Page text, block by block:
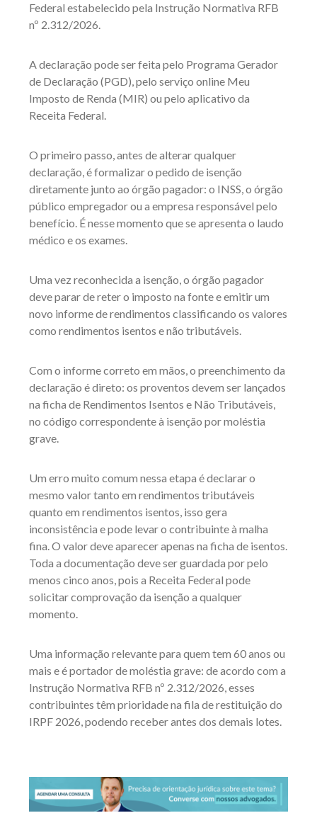
Federal estabelecido pela Instrução Normativa RFB
nº 2.312/2026.
A declaração pode ser feita pelo Programa Gerador
de Declaração (PGD), pelo serviço online Meu
Imposto de Renda (MIR) ou pelo aplicativo da
Receita Federal.
O primeiro passo, antes de alterar qualquer
declaração, é formalizar o pedido de isenção
diretamente junto ao órgão pagador: o INSS, o órgão
público empregador ou a empresa responsável pelo
benefício. É nesse momento que se apresenta o laudo
médico e os exames.
Uma vez reconhecida a isenção, o órgão pagador
deve parar de reter o imposto na fonte e emitir um
novo informe de rendimentos classificando os valores
como rendimentos isentos e não tributáveis.
Com o informe correto em mãos, o preenchimento da
declaração é direto: os proventos devem ser lançados
na ficha de Rendimentos Isentos e Não Tributáveis,
no código correspondente à isenção por moléstia
grave.
Um erro muito comum nessa etapa é declarar o
mesmo valor tanto em rendimentos tributáveis
quanto em rendimentos isentos, isso gera
inconsistência e pode levar o contribuinte à malha
fina. O valor deve aparecer apenas na ficha de isentos.
Toda a documentação deve ser guardada por pelo
menos cinco anos, pois a Receita Federal pode
solicitar comprovação da isenção a qualquer
momento.
Uma informação relevante para quem tem 60 anos ou
mais e é portador de moléstia grave: de acordo com a
Instrução Normativa RFB nº 2.312/2026, esses
contribuintes têm prioridade na fila de restituição do
IRPF 2026, podendo receber antes dos demais lotes.